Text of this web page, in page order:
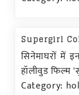
Supergirl
सिनेमाघरों में
हॉलीवुड फिल्म
Category: